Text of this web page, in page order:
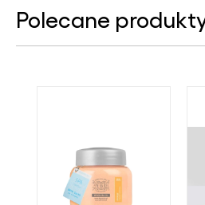
Polecane